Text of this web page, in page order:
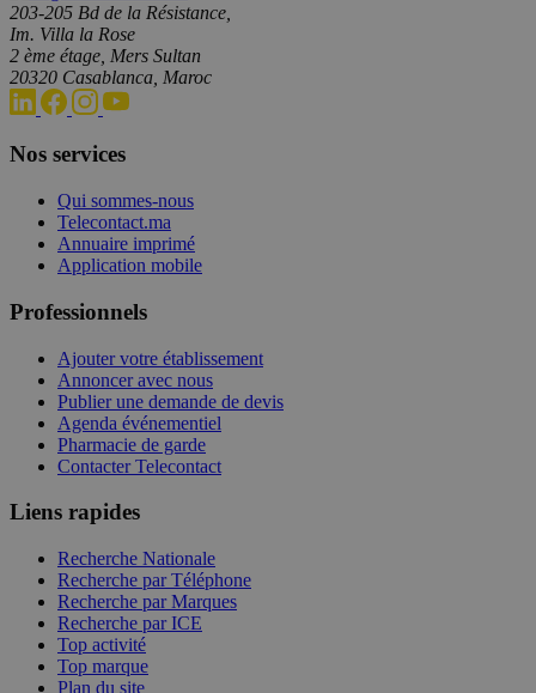
203-205 Bd de la Résistance,
Im. Villa la Rose
2 ème étage, Mers Sultan
20320 Casablanca, Maroc
Nos services
Qui sommes-nous
Telecontact.ma
Annuaire imprimé
Application mobile
Professionnels
Ajouter votre établissement
Annoncer avec nous
Publier une demande de devis
Agenda événementiel
Pharmacie de garde
Contacter Telecontact
Liens rapides
Recherche Nationale
Recherche par Téléphone
Recherche par Marques
Recherche par ICE
Top activité
Top marque
Plan du site